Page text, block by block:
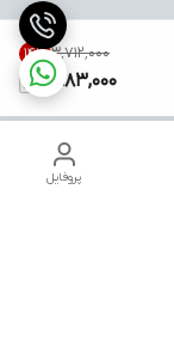
۳٬۷۱۲٬۰۰۰ 14%
3,183,000
پروفایل